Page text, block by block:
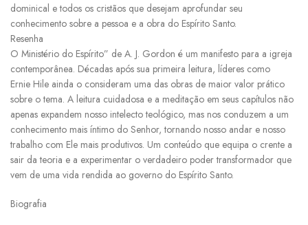
dominical e todos os cristãos que desejam aprofundar seu
conhecimento sobre a pessoa e a obra do Espírito Santo.
Resenha
O Ministério do Espírito” de A. J. Gordon é um manifesto para a igreja
contemporânea. Décadas após sua primeira leitura, líderes como
Ernie Hile ainda o consideram uma das obras de maior valor prático
sobre o tema. A leitura cuidadosa e a meditação em seus capítulos não
apenas expandem nosso intelecto teológico, mas nos conduzem a um
conhecimento mais íntimo do Senhor, tornando nosso andar e nosso
trabalho com Ele mais produtivos. Um conteúdo que equipa o crente a
sair da teoria e a experimentar o verdadeiro poder transformador que
vem de uma vida rendida ao governo do Espírito Santo.
Biografia